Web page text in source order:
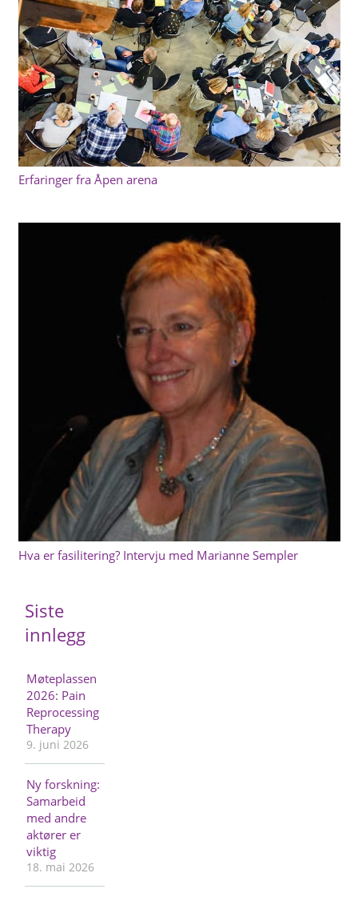
Erfaringer fra Åpen arena
Hva er fasilitering? Intervju med Marianne Sempler
Siste
innlegg
Møteplassen
2026: Pain
Reprocessing
Therapy
9. juni 2026
Ny forskning:
Samarbeid
med andre
aktører er
viktig
18. mai 2026